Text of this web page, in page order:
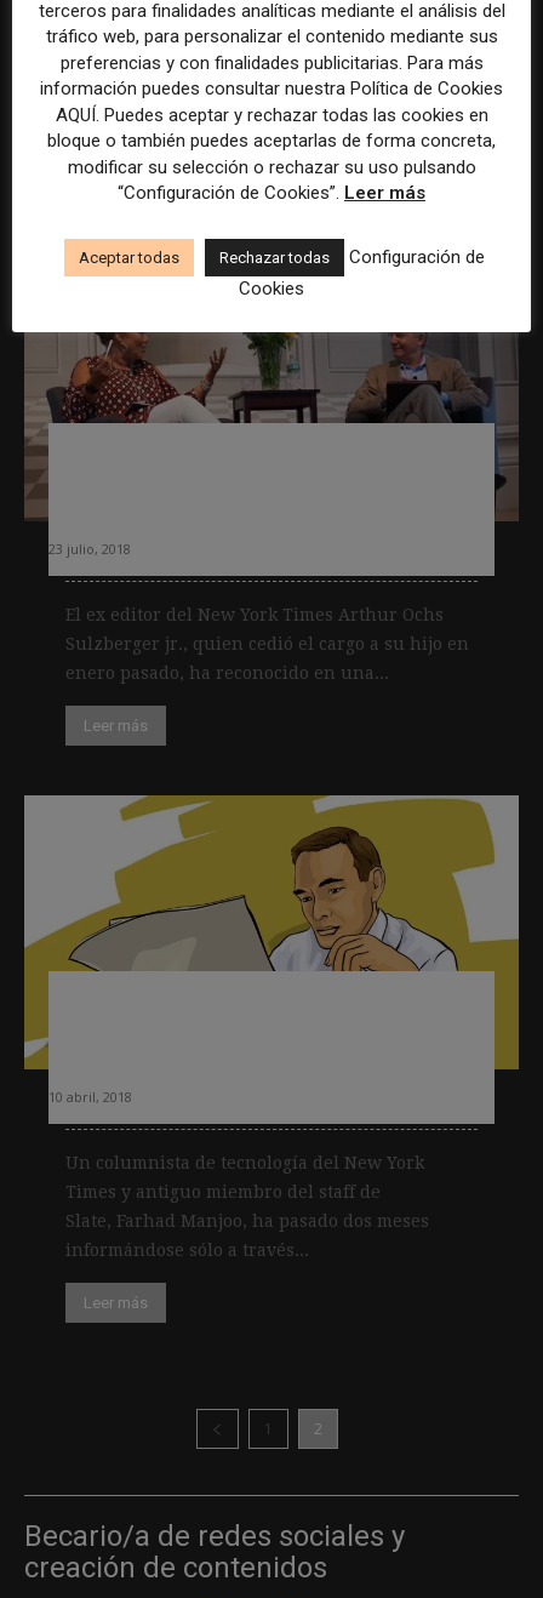
Una estrategia no editorial que se está
mostrando exitosa para captar suscriptores de
pago en medios es la de otorgar al suscriptor la
posibilidad...
Leer más
23 julio, 2018
El ex editor del New York Times Arthur Ochs
Sulzberger jr., quien cedió el cargo a su hijo en
enero pasado, ha reconocido en una...
Leer más
10 abril, 2018
Un columnista de tecnología del New York
Times y antiguo miembro del staff de
Slate, Farhad Manjoo, ha pasado dos meses
informándose sólo a través...
Leer más
1 2
Becario/a de redes sociales y
creación de contenidos
terceros para finalidades analíticas mediante el análisis del
tráfico web, para personalizar el contenido mediante sus
preferencias y con finalidades publicitarias. Para más
información puedes consultar nuestra Política de Cookies
AQUÍ. Puedes aceptar y rechazar todas las cookies en
bloque o también puedes aceptarlas de forma concreta,
modificar su selección o rechazar su uso pulsando
“Configuración de Cookies”. Leer más
Aceptar todas Rechazar todas
Configuración de
Cookies